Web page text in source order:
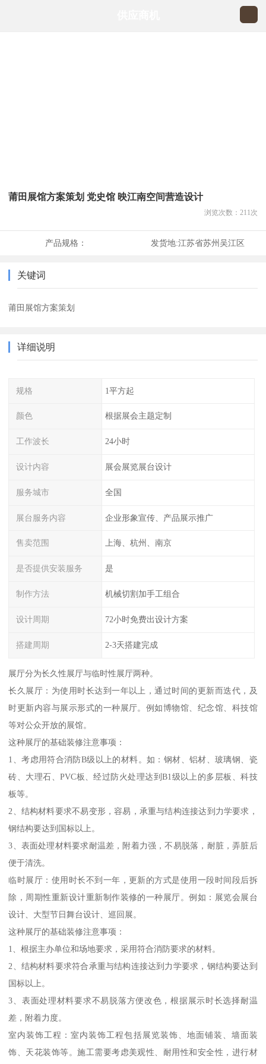
莆田展馆方案策划 党史馆 映江南空间营造设计
浏览次数： 211 次
产品规格： 发货地:江苏省苏州吴江区
关键词
莆田展馆方案策划
详细说明
规格 1平方起
颜色 根据展会主题定制
工作波长 24小时
设计内容 展会展览展台设计
服务城市 全国
展台服务内容 企业形象宣传、产品展示推广
售卖范围 上海、杭州、南京
是否提供安装服务 是
制作方法 机械切割加手工组合
设计周期 72小时免费出设计方案
搭建周期 2-3天搭建完成
展厅分为长久性展厅与临时性展厅两种。
长久展厅：为使用时长达到一年以上，通过时间的更新而迭代，及
时更新内容与展示形式的一种展厅。例如博物馆、纪念馆、科技馆
等对公众开放的展馆。
这种展厅的基础装修注意事项：
1、考虑用符合消防B级以上的材料。如：钢材、铝材、玻璃钢、瓷
砖、大理石、PVC板、经过防火处理达到B1级以上的多层板、科技
板等。
2、结构材料要求不易变形，容易，承重与结构连接达到力学要求，
钢结构要达到国标以上。
3、表面处理材料要求耐温差，附着力强，不易脱落，耐脏，弄脏后
便于清洗。
临时展厅：使用时长不到一年，更新的方式是使用一段时间段后拆
除，周期性重新设计重新制作装修的一种展厅。例如：展览会展台
设计、大型节日舞台设计、巡回展。
这种展厅的基础装修注意事项：
1、根据主办单位和场地要求，采用符合消防要求的材料。
2、结构材料要求符合承重与结构连接达到力学要求，钢结构要达到
国标以上。
3、表面处理材料要求不易脱落方便改色，根据展示时长选择耐温
差，附着力度。
室内装饰工程：室内装饰工程包括展览装饰、地面铺装、墙面装
饰、天花装饰等。施工需要考虑美观性、耐用性和安全性，进行材